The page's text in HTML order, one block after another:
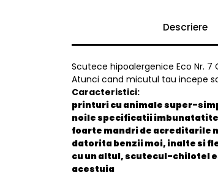
Descriere
Scutece hipoalergenice Eco Nr. 7
Atunci cand micutul tau incepe
Caracteristici:
printuri cu animale super-
noile specificatii imbunatatite
foarte mandri de acreditarile
datorita benzii moi, inalte si
cu un altul, scutecul-chilotel
acestuia